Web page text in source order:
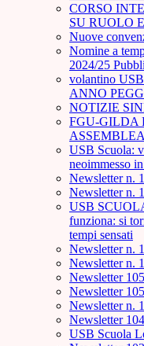
CORSO
SU RUOLO
Nuove
Nomine a
2024/25
volantino
ANNO
NOTIZIE
FGU-GILDA
USB Scuola:
neoimmesso
Newsletter n.
Newsletter n.
USB
funziona: si
tempi sensati
Newsletter n.
Newsletter n.
Newsletter
Newsletter
Newsletter n.
Newsletter
USB Scuola